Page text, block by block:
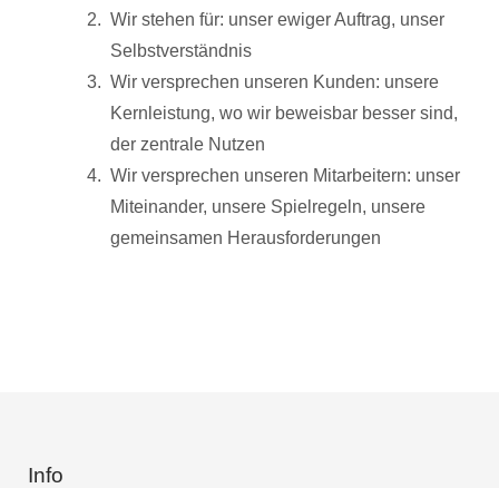
Wir stehen für: unser ewiger Auftrag, unser
Selbstverständnis
Wir versprechen unseren Kunden: unsere
Kernleistung, wo wir beweisbar besser sind,
der zentrale Nutzen
Wir versprechen unseren Mitarbeitern: unser
Miteinander, unsere Spielregeln, unsere
gemeinsamen Herausforderungen
Info